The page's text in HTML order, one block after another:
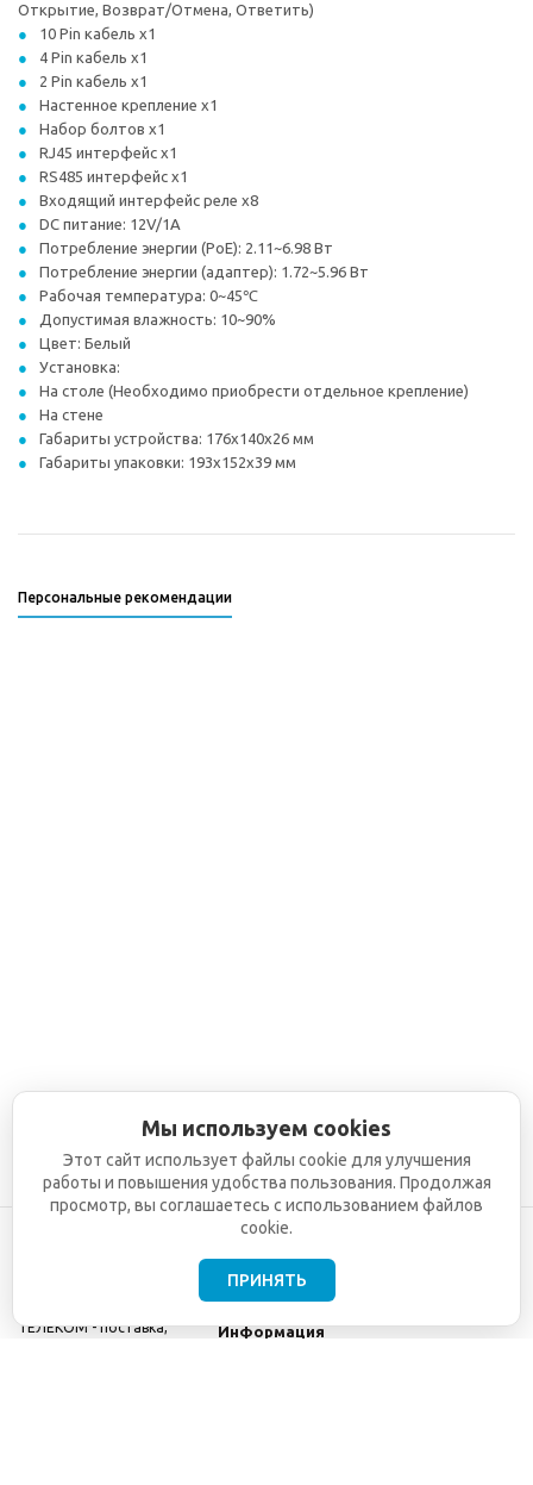
Открытие, Возврат/Отмена, Ответить)
10 Pin кабель x1
4 Pin кабель x1
2 Pin кабель x1
Настенное крепление x1
Набор болтов x1
RJ45 интерфейс x1
RS485 интерфейс x1
Входящий интерфейс реле x8
DC питание: 12V/1A
Потребление энергии (PoE): 2.11~6.98 Вт
Потребление энергии (адаптер): 1.72~5.96 Вт
Рабочая температура: 0~45℃
Допустимая влажность: 10~90%
Цвет: Белый
Установка:
На столе (Необходимо приобрести отдельное крепление)
На стене
Габариты устройства: 176x140x26 мм
Габариты упаковки: 193x152x39 мм
Персональные рекомендации
ТЕЛЕКОМ - поставка,
Информация
Мы используем cookies
Этот сайт использует файлы cookie для улучшения
работы и повышения удобства пользования. Продолжая
просмотр, вы соглашаетесь с использованием файлов
cookie.
ПРИНЯТЬ